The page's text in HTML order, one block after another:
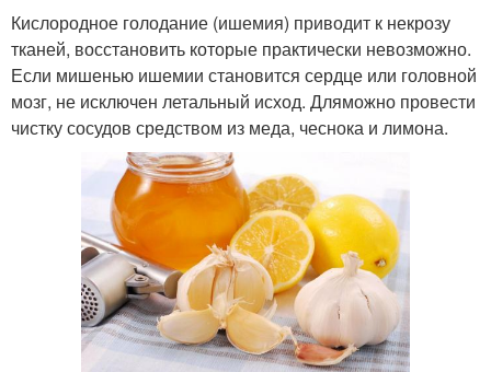
Кислородное голодание (ишемия) приводит к некрозу
тканей, восстановить которые практически невозможно.
Если мишенью ишемии становится сердце или головной
мозг, не исключен летальный исход. Дляможно провести
чистку сосудов средством из меда, чеснока и лимона.